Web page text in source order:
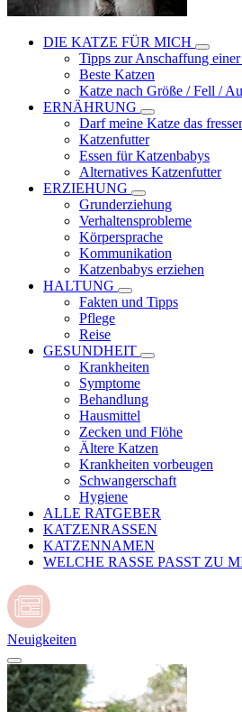
DIE KATZE FÜR MICH
Tipps zur Anschaffung
Beste Katzen
Katze nach Größe / Fell /
ERNÄHRUNG
Darf meine Katze das
Katzenfutter
Essen für Katzenbabys
Alternatives Katzenfutter
ERZIEHUNG
Grunderziehung
Verhaltensprobleme
Körpersprache
Kommunikation
Katzenbabys erziehen
HALTUNG
Fakten und Tipps
Pflege
Reise
GESUNDHEIT
Krankheiten
Symptome
Behandlung
Hausmittel
Zecken und Flöhe
Ältere Katzen
Krankheiten vorbeugen
Schwangerschaft
Hygiene
ALLE RATGEBER
KATZENRASSEN
KATZENNAMEN
WELCHE RASSE PASST ZU
Neuigkeiten